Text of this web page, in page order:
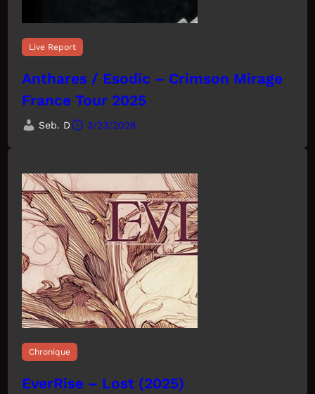
Live Report
Anthares / Esodic – Crimson Mirage
France Tour 2025
Seb. D 3/23/2026
Chronique
EverRise – Lost (2025)